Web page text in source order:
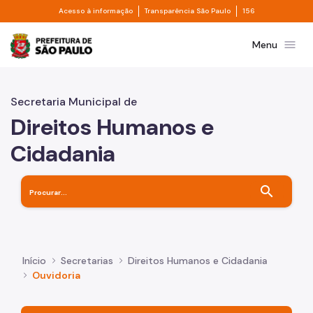
Pular para o Conteúdo principal
Acesso à informação Divisor de acesso à informação
Transparência São Paulo Divisor de
156
Prefeitura de São PauloMenu menu
Secretaria Municipal de
Direitos Humanos e
Cidadania
search
Início Secretarias
Direitos Humanos e Cidadania
Ouvidoria